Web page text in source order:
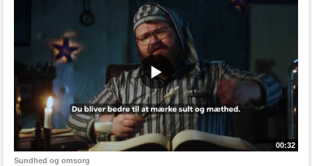
00:32
Sundhed og omsorg